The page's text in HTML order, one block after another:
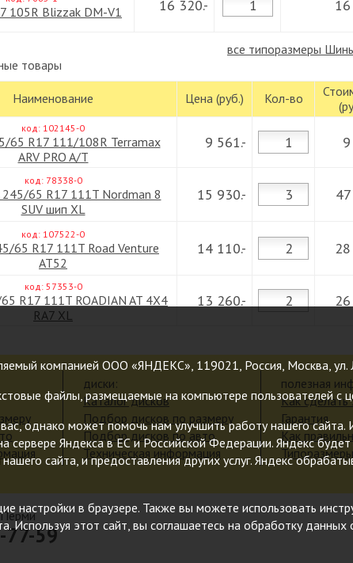
105R Blizzak DM-V1 16 320.-
все типоразмеры
товары
Наименование Цена (руб.) Кол-во
код: 102145-0
65 R17 111/108R Terramax
ARV PRO A/T
9 561.-
код: 78338-0
245/65 R17 111T Nordman 8
SUV шип XL
15 930.-
код: 107522-0
65 R17 111T Road Venture
AT52
14 110.-
код: 57353-0
R17 111T ROADIAN AT 4X4
RA7 XL
13 260.-
диски:
Каталог дисков
Подбор дисков по размеру
Подбор дисков по авто
Техническая информация
полезная
Как сделать
Гарантия
Как
77-59
компанией ООО «ЯНДЕКС», 119021, Россия, Москва, ул.
файлы, размещаемые на компьютере пользователей с
однако может помочь нам улучшить работу нашего сайта.
сервере Яндекса в ЕС и Российской Федерации. Яндекс
сайта, и предоставления других услуг. Яндекс
настройки в браузере. Также вы можете использовать
этот сайт, вы соглашаетесь на обработку данных